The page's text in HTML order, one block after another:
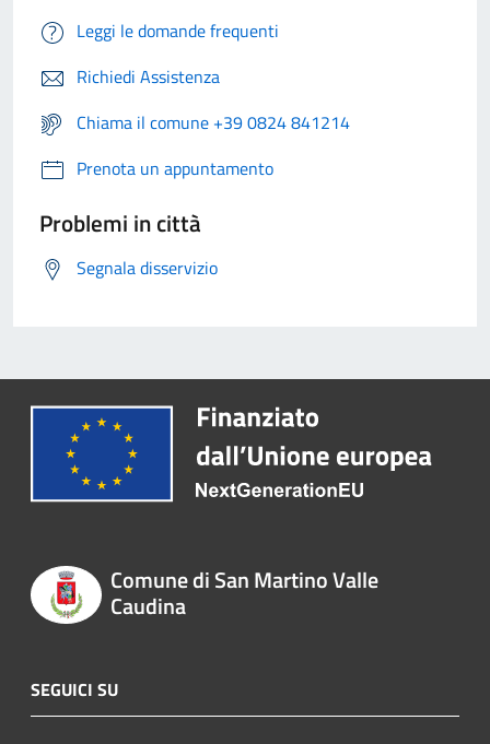
Leggi le domande frequenti
Richiedi Assistenza
Chiama il comune +39 0824 841214
Prenota un appuntamento
Problemi in città
Segnala disservizio
Comune di San Martino Valle
Caudina
SEGUICI SU